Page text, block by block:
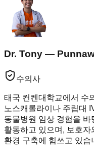
Dr. Tony —
수의사
태국 컨켄대학교에서 수
노스캐롤라이나 주립대
동물병원 임상 경험을
활동하고 있으며, 보호
환경 구축에 힘쓰고 있습